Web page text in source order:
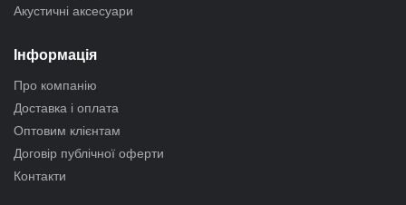
Акустичні аксесуари
Інформація
Про компанію
Доставка і оплата
Оптовим клієнтам
Договір публічної оферти
Контакти